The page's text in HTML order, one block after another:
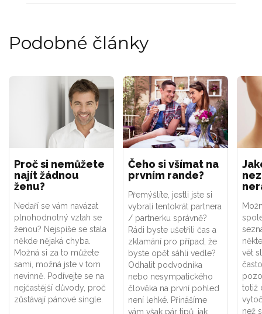
Podobné články
Proč si nemůžete
najít žádnou
ženu?
Nedaří se vám navázat
plnohodnotný vztah se
ženou? Nejspíše se stala
někde nějaká chyba.
Možná si za to můžete
sami, možná jste v tom
nevinně. Podívejte se na
nejčastější důvody, proč
zůstávají pánové single.
Čeho si všímat na
prvním rande?
Přemýšlíte, jestli jste si
vybrali tentokrát partnera
/ partnerku správně?
Rádi byste ušetřili čas a
zklamání pro případ, že
byste opět sáhli vedle?
Odhalit podvodníka
nebo nesympatického
člověka na první pohled
není lehké. Přinášíme
vám však pár tipů, jak
vět
totiž
než